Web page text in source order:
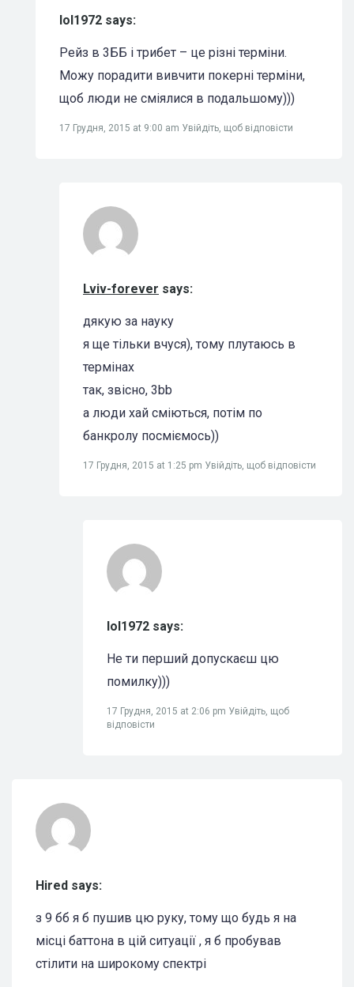
lol1972 says:
Рейз в 3ББ і трибет – це різні терміни.
Можу порадити вивчити покерні терміни,
щоб люди не сміялися в подальшому)))
17 Грудня, 2015 at 9:00 am Увійдіть, щоб відповісти
Lviv-forever says:
дякую за науку
я ще тільки вчуся), тому плутаюсь в
термінах
так, звісно, 3bb
а люди хай сміються, потім по
банкролу посміємось))
17 Грудня, 2015 at 1:25 pm Увійдіть, щоб відповісти
lol1972 says:
Не ти перший допускаєш цю
помилку)))
17 Грудня, 2015 at 2:06 pm Увійдіть, щоб
відповісти
Hired says:
з 9 бб я б пушив цю руку, тому що будь я на
місці баттона в цій ситуації , я б пробував
стілити на широкому спектрі